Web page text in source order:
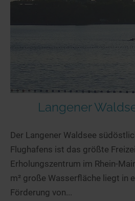
Langener
Der Langener Waldsee
Flughafens ist das größte
Erholungszentrum im Rhein-
m² große Wasserfläche liegt in
Förderung von...